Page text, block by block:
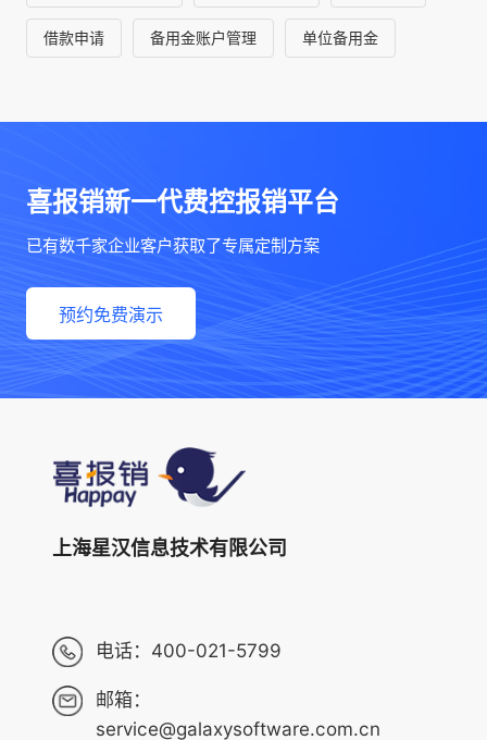
借款申请 备用金账户管理 单位备用金
喜报销新一代费控报销平台
已有数千家企业客户获取了专属定制方案
预约免费演示
上海星汉信息技术有限公司
电话： 400-021-5799
邮箱：
service@galaxysoftware.com.cn